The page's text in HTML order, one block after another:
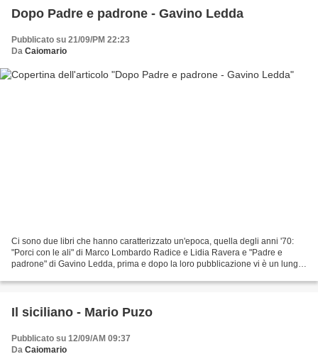
Dopo Padre e padrone - Gavino Ledda
Pubblicato su 21/09/PM 22:23
Da Caiomario
Ci sono due libri che hanno caratterizzato un'epoca, quella degli anni '70:
"Porci con le ali" di Marco Lombardo Radice e Lidia Ravera e "Padre e
padrone" di Gavino Ledda, prima e dopo la loro pubblicazione vi è un lungo
Il siciliano - Mario Puzo
Pubblicato su 12/09/AM 09:37
Da Caiomario